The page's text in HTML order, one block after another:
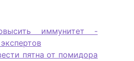
иммунитет -
пятна от помидора